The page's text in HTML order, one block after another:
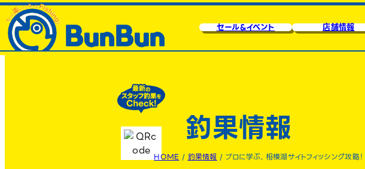
セール&イベント 店舗情報
釣果情報
HOME / 釣果情報 / プロに学ぶ、相模湖サイトフィッシング攻略！